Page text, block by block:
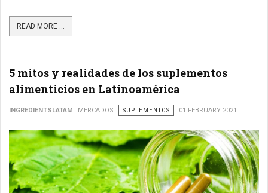
READ MORE ...
5 mitos y realidades de los suplementos
alimenticios en Latinoamérica
INGREDIENTSLATAM MERCADOS SUPLEMENTOS 01 FEBRUARY 2021